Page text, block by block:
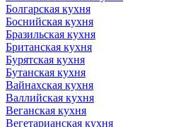
Болгарская кухня
Боснийская кухня
Бразильская кухня
Британская кухня
Бурятская кухня
Бутанская кухня
Вайнахская кухня
Валлийская кухня
Веганская кухня
Вегетарианская кухня